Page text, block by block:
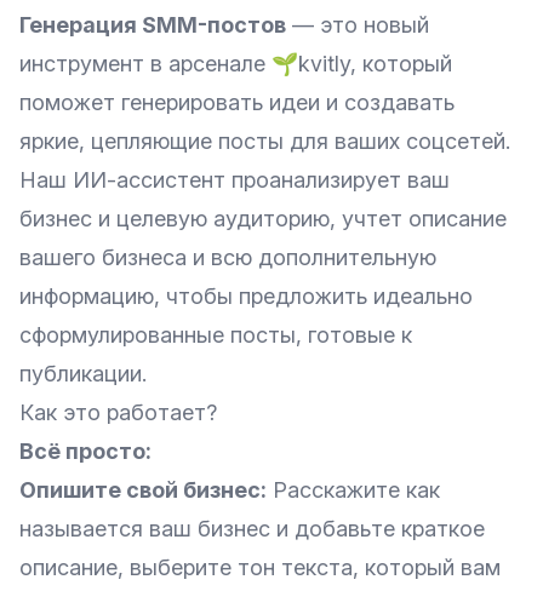
Генерация SMM-постов — это новый
инструмент в арсенале 🌱kvitly, который
поможет генерировать идеи и создавать
яркие, цепляющие посты для ваших соцсетей.
Наш ИИ-ассистент проанализирует ваш
бизнес и целевую аудиторию, учтет описание
вашего бизнеса и всю дополнительную
информацию, чтобы предложить идеально
сформулированные посты, готовые к
публикации.
Как это работает?
Всё просто:
Опишите свой бизнес: Расскажите как
называется ваш бизнес и добавьте краткое
описание, выберите тон текста, который вам